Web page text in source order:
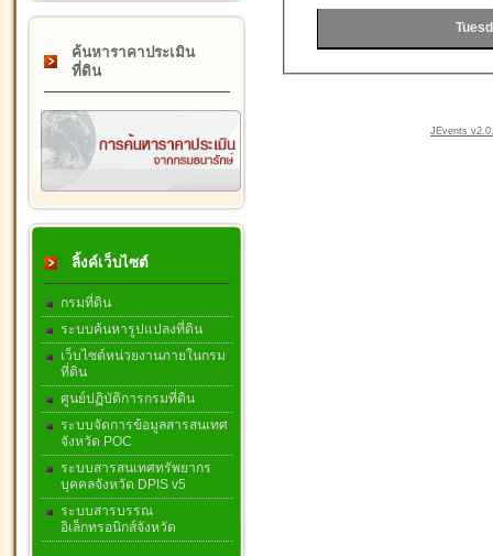
ค้นหาราคาประเมิน
ที่ดิน
ลิ้งค์เว็บไซต์
กรมที่ดิน
ระบบค้นหารูปแปลงที่ดิน
เว็บไซต์หน่วยงานภายในกรม
ที่ดิน
ศูนย์ปฏิบัติการกรมที่ดิน
ระบบจัดการข้อมูลสารสนเทศ
จังหวัด POC
ระบบสารสนเทศทรัพยากร
บุคคลจังหวัด DPIS v5
ระบบสารบรรณ
อิเล็กทรอนิกส์จังหวัด
JEvents